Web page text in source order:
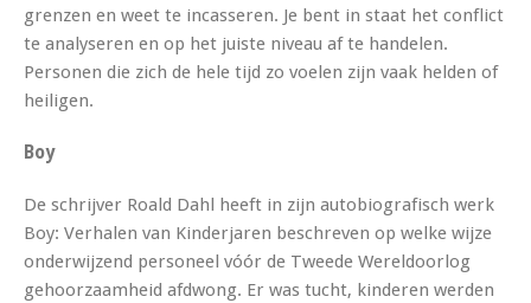
grenzen en weet te incasseren. Je bent in staat het conflict
te analyseren en op het juiste niveau af te handelen.
Personen die zich de hele tijd zo voelen zijn vaak helden of
heiligen.
Boy
De schrijver Roald Dahl heeft in zijn autobiografisch werk
Boy: Verhalen van Kinderjaren beschreven op welke wijze
onderwijzend personeel vóór de Tweede Wereldoorlog
gehoorzaamheid afdwong. Er was tucht, kinderen werden